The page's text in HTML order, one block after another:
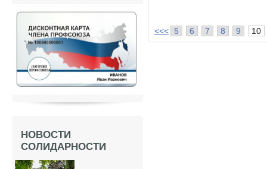
НОВОСТИ
СОЛИДАРНОСТИ
<<< 5 6 7 8 9 10